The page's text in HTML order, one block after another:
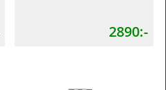
2890:-